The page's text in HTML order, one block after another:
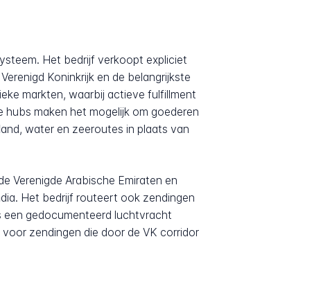
Het bedrijf verkoopt expliciet
Koninkrijk en de belangrijkste
markten, waarbij actieve fulfillment
maken het mogelijk om goederen
water en zeeroutes in plaats van
Verenigde Arabische Emiraten en
Het bedrijf routeert ook zendingen
een gedocumenteerd luchtvracht
zendingen die door de VK corridor